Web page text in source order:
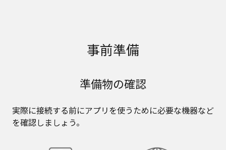
事前準備
準備物の確認
実際に接続する前にアプリを使うために必要な機器など
を確認しましょう。